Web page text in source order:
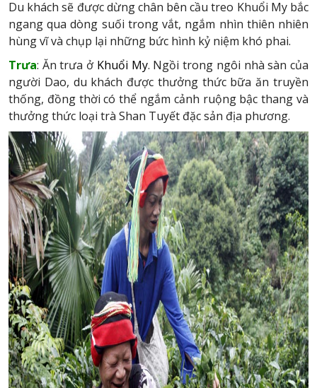
Du khách sẽ được dừng chân bên cầu treo Khuổi My bắc
ngang qua dòng suối trong vắt, ngắm nhìn thiên nhiên
hùng vĩ và chụp lại những bức hình kỷ niệm khó phai.
Trưa: Ăn trưa ở Khuổi My. Ngồi trong ngôi nhà sàn của
người Dao, du khách được thưởng thức bữa ăn truyền
thống, đồng thời có thể ngắm cảnh ruộng bậc thang và
thưởng thức loại trà Shan Tuyết đặc sản địa phương.